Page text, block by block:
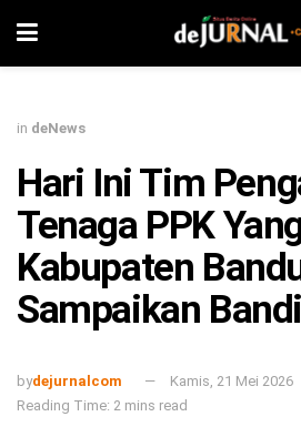
in deNews
Hari Ini Tim
Tenaga PPK
Kabupaten
Sampaikan
bydejurnalcom
Kamis, 21 Mei 2026
Reading Time: 2 mins read